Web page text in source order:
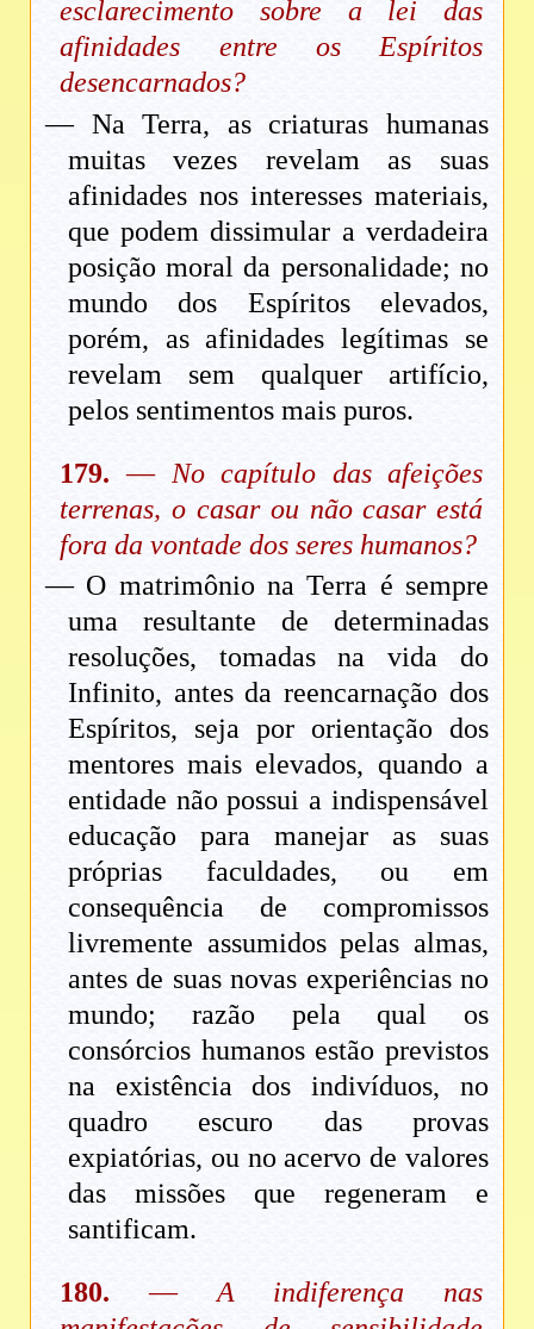
esclarecimento sobre a lei das
afinidades entre os Espíritos
desencarnados?
— Na Terra, as criaturas humanas
muitas vezes revelam as suas
afinidades nos interesses materiais,
que podem dissimular a verdadeira
posição moral da personalidade; no
mundo dos Espíritos elevados,
porém, as afinidades legítimas se
revelam sem qualquer artifício,
pelos sentimentos mais puros.
179. — No capítulo das afeições
terrenas, o casar ou não casar está
fora da vontade dos seres humanos?
— O matrimônio na Terra é sempre
uma resultante de determinadas
resoluções, tomadas na vida do
Infinito, antes da reencarnação dos
Espíritos, seja por orientação dos
mentores mais elevados, quando a
entidade não possui a indispensável
educação para manejar as suas
próprias faculdades, ou em
consequência de compromissos
livremente assumidos pelas almas,
antes de suas novas experiências no
mundo; razão pela qual os
consórcios humanos estão previstos
na existência dos indivíduos, no
quadro escuro das provas
expiatórias, ou no acervo de valores
das missões que regeneram e
santificam.
180. —A indiferença nas